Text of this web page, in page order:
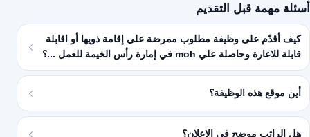
أسئلة مهمة قبل التقديم
كيف أقدّم على وظيفة مطلوب ممرضة علي إقامة ذويها أو اقابلة
قابلة للاعارة وحاصلة علي moh في إمارة رأس الخيمة للعمل ...؟
أين موقع هذه الوظيفة؟
هل الراتب موضح في الإعلان؟